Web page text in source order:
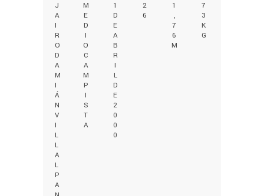
J
A
I
R
O
D
A
M
I
Á
N
V
I
L
L
A
L
P
A
M
E
D
I
O
C
A
M
P
I
S
T
A
1
D
E
A
B
R
I
L
D
E
2
0
0
0
2
6
1
,
7
6
M
7
3
K
G